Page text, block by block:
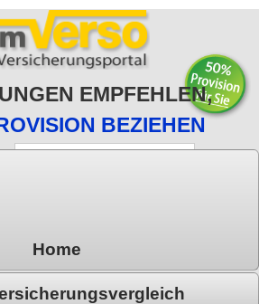
EMPFEHLEN,
BEZIEHEN
Home